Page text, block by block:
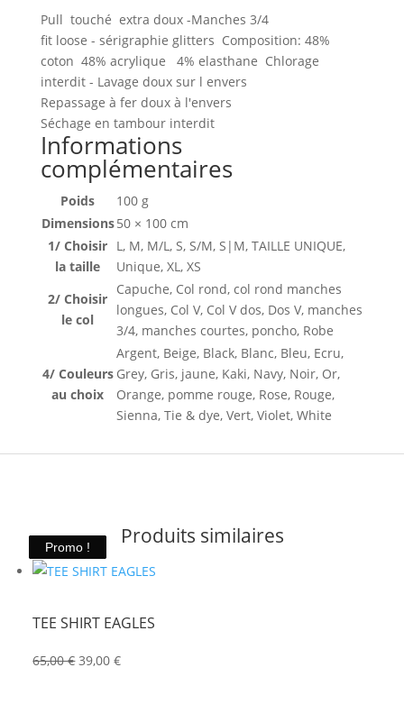
Pull touché extra doux -Manches 3/4
fit loose - sérigraphie glitters Composition: 48%
coton 48% acrylique 4% elasthane Chlorage
interdit - Lavage doux sur l envers
Repassage à fer doux à l'envers
Séchage en tambour interdit
Informations
complémentaires
Poids
100 g
Dimensions50 × 100 cm
1/ Choisir
la taille
L, M, M/L, S, S/M, S|M, TAILLE UNIQUE,
Unique, XL, XS
2/ Choisir
le col
Capuche, Col rond, col rond manches
longues, Col V, Col V dos, Dos V, manches
3/4, manches courtes, poncho, Robe
4/ Couleurs
au choix
Argent, Beige, Black, Blanc, Bleu, Ecru,
Grey, Gris, jaune, Kaki, Navy, Noir, Or,
Orange, pomme rouge, Rose, Rouge,
Sienna, Tie & dye, Vert, Violet, White
Produits similaires
Promo !
TEE SHIRT EAGLES
65,00€Le
39,00€Le
Promo !
Promo !
Promo !
Promo !